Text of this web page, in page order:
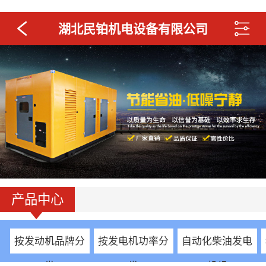
湖北民铂机电设备有限公司
产品中心
按发动机品牌分 按发电机功率分 自动化柴油发电